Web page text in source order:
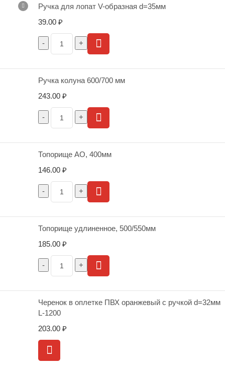
Ручка для лопат V-образная d=35мм
39.00 ₽
Ручка колуна 600/700 мм
243.00 ₽
Топорище АО, 400мм
146.00 ₽
Топорище удлиненное, 500/550мм
185.00 ₽
Черенок в оплетке ПВХ оранжевый с ручкой d=32мм
L-1200
203.00 ₽